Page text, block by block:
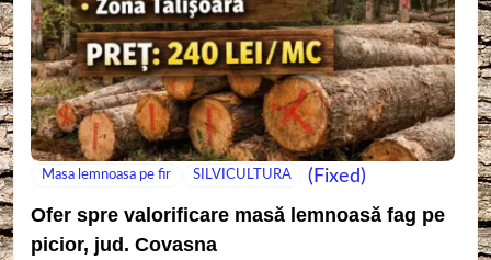
Masa lemnoasa pe fir SILVICULTURA (Fixed)
Ofer spre valorificare masă lemnoasă fag pe
picior, jud. Covasna